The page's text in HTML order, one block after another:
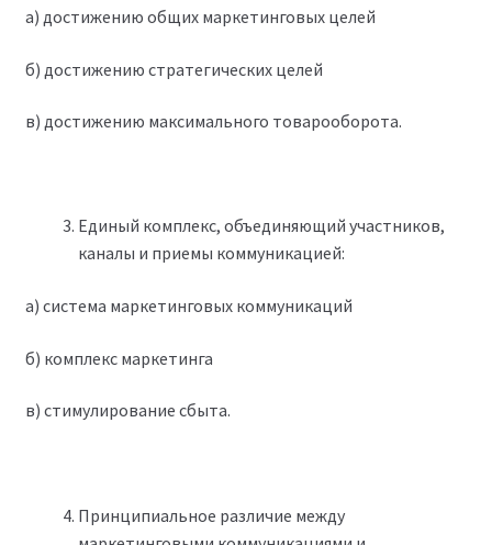
а) достижению общих маркетинговых целей
б) достижению стратегических целей
в) достижению максимального товарооборота.
Единый комплекс, объединяющий участников,
каналы и приемы коммуникацией:
а) система маркетинговых коммуникаций
б) комплекс маркетинга
в) стимулирование сбыта.
Принципиальное различие между